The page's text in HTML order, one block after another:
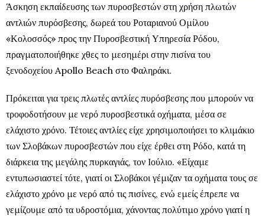
Άσκηση εκπαίδευσης των πυροσβεστών στη χρήση πλωτών
αντλιών πυρόσβεσης, δωρεά του Ροταριανού Ομίλου
«Κολοσσός» προς την Πυροσβεστική Υπηρεσία Ρόδου,
πραγματοποιήθηκε χθες το μεσημέρι στην πισίνα του
ξενοδοχείου Apollo Beach στο Φαληράκι.
Πρόκειται για τρεις πλωτές αντλίες πυρόσβεσης που μπορούν να
τροφοδοτήσουν με νερό πυροσβεστικά οχήματα, μέσα σε
ελάχιστο χρόνο. Τέτοιες αντλίες είχε χρησιμοποιήσει το κλιμάκιο
των Σλοβάκων πυροσβεστών που είχε έρθει στη Ρόδο, κατά τη
διάρκεια της μεγάλης πυρκαγιάς, τον Ιούλιο. «Είχαμε
εντυπωσιαστεί τότε, γιατί οι Σλοβάκοι γέμιζαν τα οχήματα τους σε
ελάχιστο χρόνο με νερό από τις πισίνες, ενώ εμείς έπρεπε να
γεμίζουμε από τα υδροστόμια, χάνοντας πολύτιμο χρόνο γιατί η